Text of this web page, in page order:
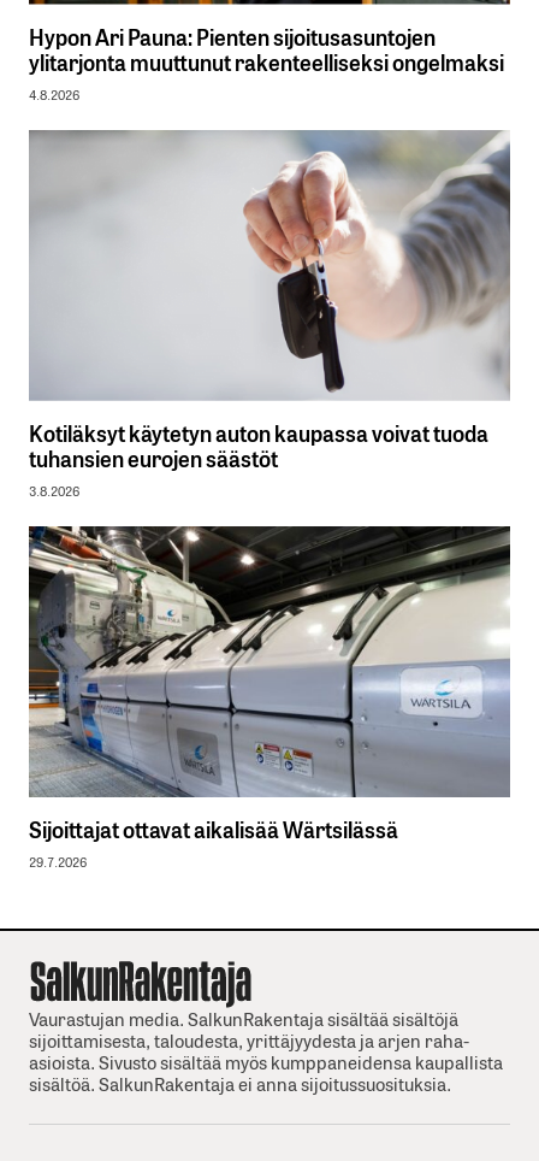
Hypon Ari Pauna: Pienten sijoitusasuntojen
ylitarjonta muuttunut rakenteelliseksi ongelmaksi
4.8.2026
Kotiläksyt käytetyn auton kaupassa voivat tuoda
tuhansien eurojen säästöt
3.8.2026
Sijoittajat ottavat aikalisää Wärtsilässä
29.7.2026
Vaurastujan media. SalkunRakentaja sisältää sisältöjä
sijoittamisesta, taloudesta, yrittäjyydesta ja arjen raha-
asioista. Sivusto sisältää myös kumppaneidensa kaupallista
sisältöä. SalkunRakentaja ei anna sijoitussuosituksia.